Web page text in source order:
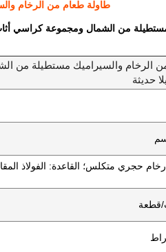
طاولة طعام من الرخام
من الشمال ومجموعة كراسي
الرخام والسيراميك مستطيلة من
حديثة
حجري متكلس؛ القاعدة: الفولاذ